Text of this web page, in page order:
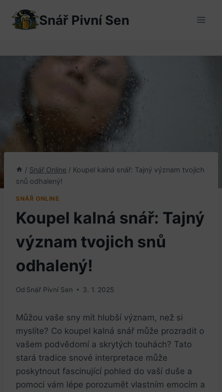
obsah
Snář Pivní Sen
/ Snář Online / Koupel kalná snář: Tajný význam tvojich
snů odhalený!
SNÁŘ ONLINE
Koupel kalná snář: Tajný
význam tvojich snů
odhalený!
Od Snář Pivní Sen 3. 1. 2025
Můžou vaše sny mít hlubší význam, než si
myslíte? Co koupel kalná snář může prozradit o
vašem podvědomí a skrytých touhách? Tato
stará tradice snové interpretace může
poskytnout fascinující pohled ⁣do vaší duše a
pomoci⁤ vám lépe ‍porozumět vlastním emocím a